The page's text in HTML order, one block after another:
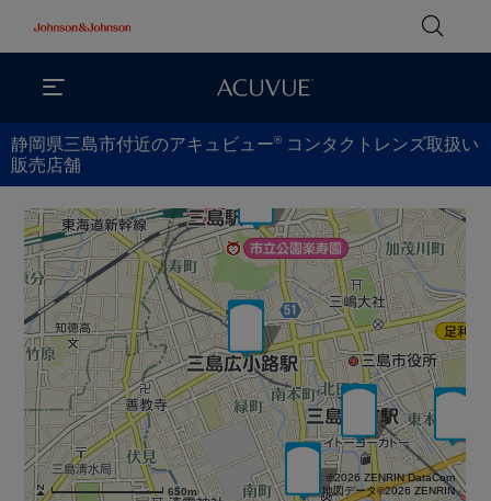
静岡県三島市付近のアキュビュー® コンタクトレンズ取扱い
販売店舗
650m
©2026 ZENRIN DataCom
地図データ©2026 ZENRIN